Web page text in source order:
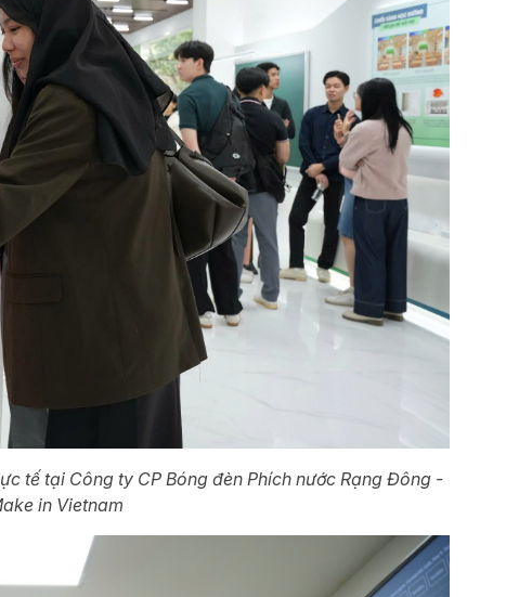
tế tại Công ty CP Bóng đèn Phích nước Rạng Đông -
in Vietnam